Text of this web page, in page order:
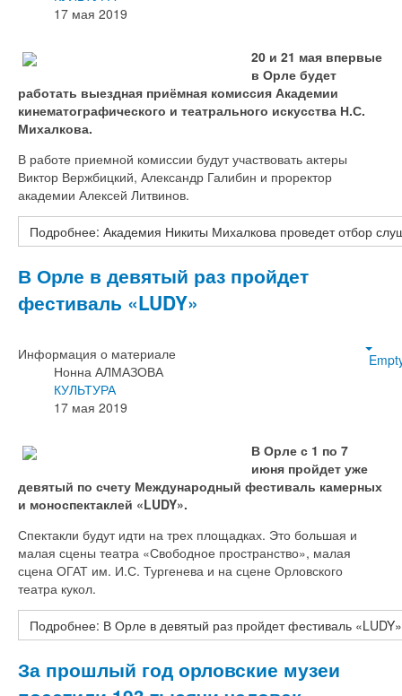
17 мая 2019
20 и 21 мая впервые
в Орле будет
работать выездная приёмная комиссия Академии
кинематографического и театрального искусства Н.С.
Михалкова.
В работе приемной комиссии будут участвовать актеры
Виктор Вержбицкий, Александр Галибин и проректор
академии Алексей Литвинов.
Подробнее: Академия Никиты Михалкова проведет отбор
В Орле в девятый раз пройдет
фестиваль «LUDY»
Информация о материале
Нонна АЛМАЗОВА
КУЛЬТУРА
17 мая 2019
В Орле с 1 по 7
июня пройдет уже
девятый по счету Международный фестиваль камерных
и моноспектаклей «LUDY».
Спектакли будут идти на трех площадках. Это большая и
малая сцены театра «Свободное пространство», малая
сцена ОГАТ им. И.С. Тургенева и на сцене Орловского
театра кукол.
Подробнее: В Орле в девятый раз пройдет фестиваль «LUDY»
За прошлый год орловские музеи